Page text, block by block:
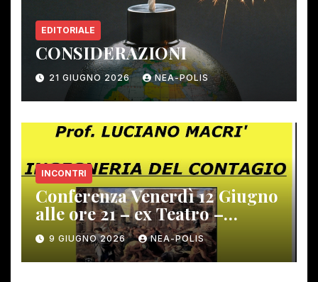
EDITORIALE
CONSIDERAZIONI
21 GIUGNO 2026 NEA-POLIS
INCONTRI
Conferenza Venerdì 12 Giugno
alle ore 21 – ex Teatro –
Gambassi Terme –
9 GIUGNO 2026 NEA-POLIS